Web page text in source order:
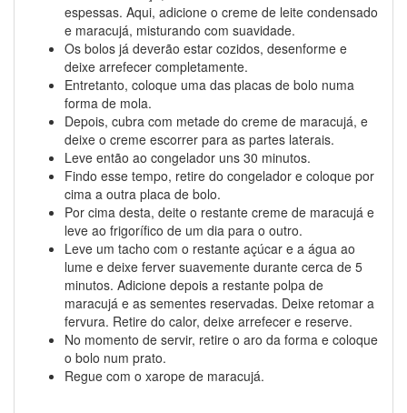
espessas. Aqui, adicione o creme de leite condensado
e maracujá, misturando com suavidade.
Os bolos já deverão estar cozidos, desenforme e
deixe arrefecer completamente.
Entretanto, coloque uma das placas de bolo numa
forma de mola.
Depois, cubra com metade do creme de maracujá, e
deixe o creme escorrer para as partes laterais.
Leve então ao congelador uns 30 minutos.
Findo esse tempo, retire do congelador e coloque por
cima a outra placa de bolo.
Por cima desta, deite o restante creme de maracujá e
leve ao frigorífico de um dia para o outro.
Leve um tacho com o restante açúcar e a água ao
lume e deixe ferver suavemente durante cerca de 5
minutos. Adicione depois a restante polpa de
maracujá e as sementes reservadas. Deixe retomar a
fervura. Retire do calor, deixe arrefecer e reserve.
No momento de servir, retire o aro da forma e coloque
o bolo num prato.
Regue com o xarope de maracujá.